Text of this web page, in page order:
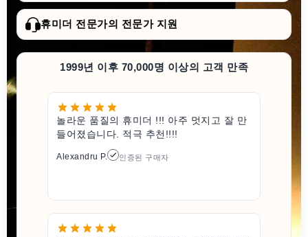
휴미더 전문가의 전문가 지원
1999년 이후 70,000명 이상의 고객 만족
놀라운 품질의 휴미더 !!! 아주 멋지고 잘 만
들어졌습니다. 적극 추천!!!!
Alexandru P. 인증된 구매자